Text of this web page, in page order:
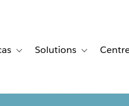
for Produits
Toggle sub-navigation for
Solutions Toggle sub-